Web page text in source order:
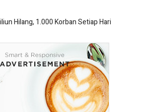
Hilang, 1.000 Korban Setiap Hari